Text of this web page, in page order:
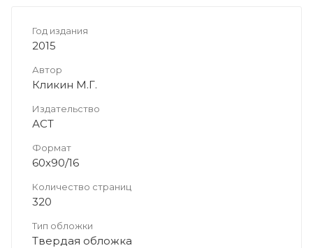
Год издания
2015
Автор
Кликин М.Г.
Издательство
АСТ
Формат
60x90/16
Количество страниц
320
Тип обложки
Твердая обложка